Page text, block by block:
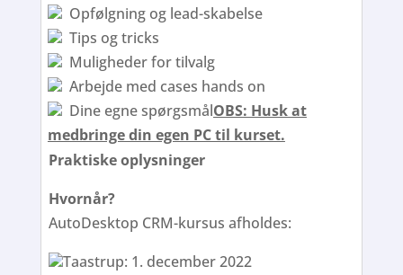
Opfølgning og lead-skabelse
Tips og tricks
Muligheder for tilvalg
Arbejde med cases hands on
Dine egne spørgsmålOBS: Husk at
medbringe din egen PC til kurset.
Praktiske oplysninger
Hvornår?
AutoDesktop CRM-kursus afholdes:
Taastrup: 1. december 2022